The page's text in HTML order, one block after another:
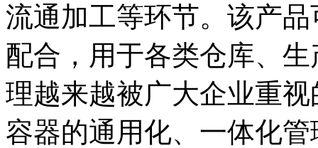
流通加工等环节。该产
配合，用于各类仓库、
理越来越被广大企业重
容器的通用化、一体化